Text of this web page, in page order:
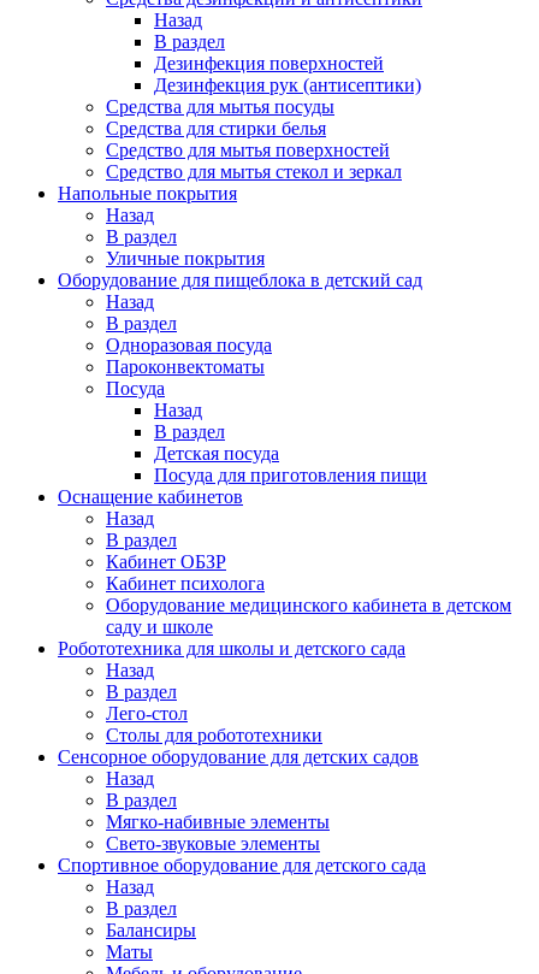
Назад
В раздел
Дезинфекция поверхностей
Дезинфекция рук (антисептики)
Средства для мытья посуды
Средства для стирки белья
Средство для мытья поверхностей
Средство для мытья стекол и зеркал
Напольные покрытия
Назад
В раздел
Уличные покрытия
Оборудование для пищеблока в детский сад
Назад
В раздел
Одноразовая посуда
Пароконвектоматы
Посуда
Назад
В раздел
Детская посуда
Посуда для приготовления пищи
Оснащение кабинетов
Назад
В раздел
Кабинет ОБЗР
Кабинет психолога
Оборудование медицинского кабинета в детском
саду и школе
Робототехника для школы и детского сада
Назад
В раздел
Лего-стол
Столы для робототехники
Сенсорное оборудование для детских садов
Назад
В раздел
Мягко-набивные элементы
Свето-звуковые элементы
Спортивное оборудование для детского сада
Назад
В раздел
Балансиры
Маты